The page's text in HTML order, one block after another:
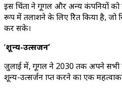
इस चिंता ने गूगल और अन्य कंपनियों
रूप में तलाशने के लिए प्रेरित किया है, जो
कर सके।
‘शून्य-उत्सर्जन’
जुलाई में, गूगल ने 2030 तक अपने सभी
शून्य-उत्सर्जन प्राप्त करने का एक